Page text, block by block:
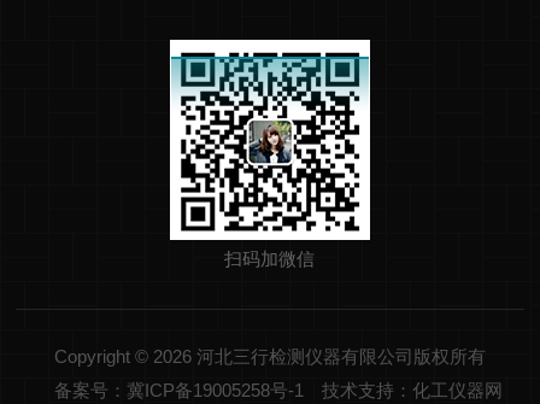
扫码加微信
Copyright © 2026 河北三行检测仪器有限公司版权所有
备案号：冀ICP备19005258号-1
技术支持：化工仪器网